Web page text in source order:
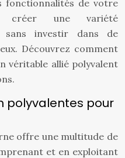
fonctionnalités de votre
créer une variété
sans investir dans de
Découvrez comment
véritable allié polyvalent
polyvalentes pour
offre une multitude de
et en exploitant